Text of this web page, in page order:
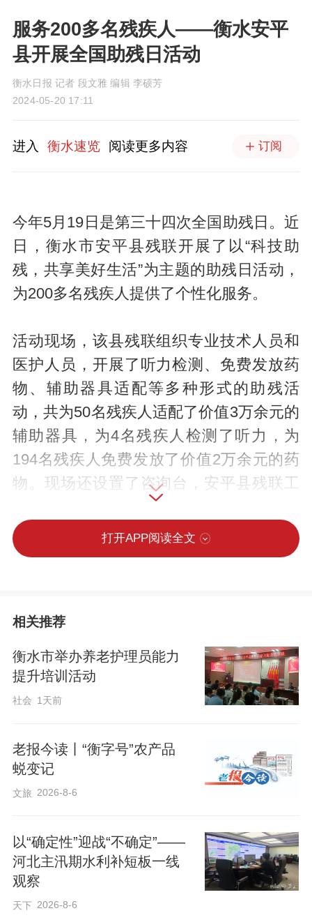
服务200多名残疾人——衡水安平
县开展全国助残日活动
衡水日报 记者 段文雅 编辑 李硕芳
2024-05-20 17:11
进入 衡水速览 阅读更多内容 订阅
今年5月19日是第三十四次全国助残日。近
日，衡水市安平县残联开展了以“科技助
残，共享美好生活”为主题的助残日活动，
为200多名残疾人提供了个性化服务。
活动现场，该县残联组织专业技术人员和
医护人员，开展了听力检测、免费发放药
物、辅助器具适配等多种形式的助残活
动，共为50名残疾人适配了价值3万余元的
辅助器具，为4名残疾人检测了听力，为
194名残疾人免费发放了价值2万余元的药
物。现场还设置了咨询台，安平县残联工
作人员耐心向残疾人及其家属宣传扶残助
残政策、残疾人权益保障等知识，并发放
宣传资料300余份，为残疾人提供康复指
近年来，安平县残联紧贴残疾人需求,大力
开展精准助残服务，书写了扶残助残的温
暖答卷。今年以来，该县已支出资金26万
拨付资金近5万元，为190余名精神残疾人
分期发放过药物。同时，他们还已为200名
残疾人发放了辅助器具，为72名残疾人开
社会生活，共享社会文明成果。“我们将聚
焦困难及重度残疾人基本康复、家庭无障
碍改造、居家托养等需求，精心组织实施
精准助残服务工程。”安平县残联相关负责
打开APP阅读全文
相关推荐
衡水市举办养老护理员能力
提升培训活动
社会 1天前
老报今读丨“衡字号”农产品
蜕变记
文旅 2026-8-6
以“确定性”迎战“不确定”——
河北主汛期水利补短板一线
观察
天下 2026-8-6